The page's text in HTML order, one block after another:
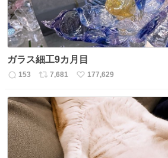
ガラス細工9カ月目
返
数
153
リ
ス
ト
数
7,681
い
ね
数
177,629